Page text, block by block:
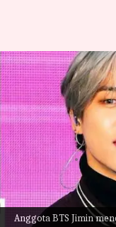
Anggota BTS Jimin
Jimin
100:
penyanyi
rekor
menulis Bob Apr 05,
Apa ceritanya